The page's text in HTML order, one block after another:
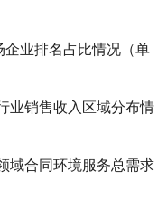
业排名占比情况（单
业销售收入区域分布情
域合同环境服务总需求